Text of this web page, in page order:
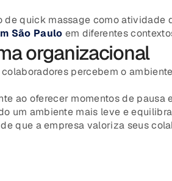
quick massage como atividade
São Paulo em diferentes
organizacional
percebem o
ao oferecer momentos de pausa
um ambiente mais leve e
que a empresa valoriza seus